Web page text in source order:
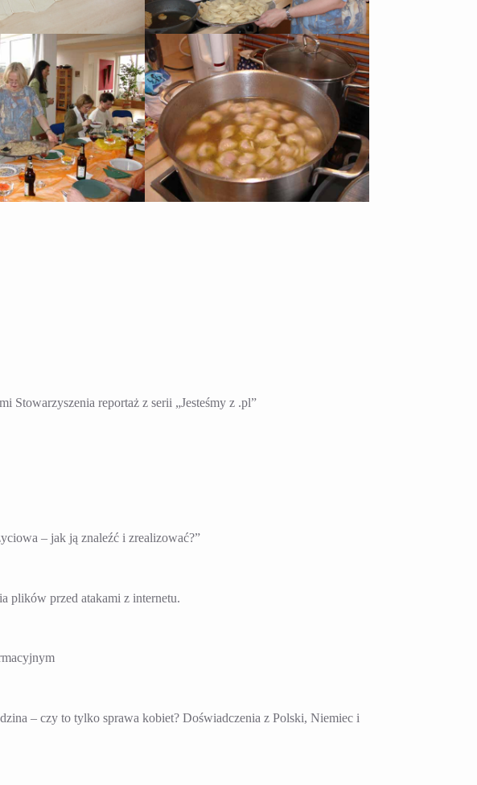
Stowarzyszenia reportaż z serii „Jesteśmy z .pl”
– jak ją znaleźć i zrealizować?”
plików przed atakami z internetu.
– czy to tylko sprawa kobiet? Doświadczenia z Polski, Niemiec i